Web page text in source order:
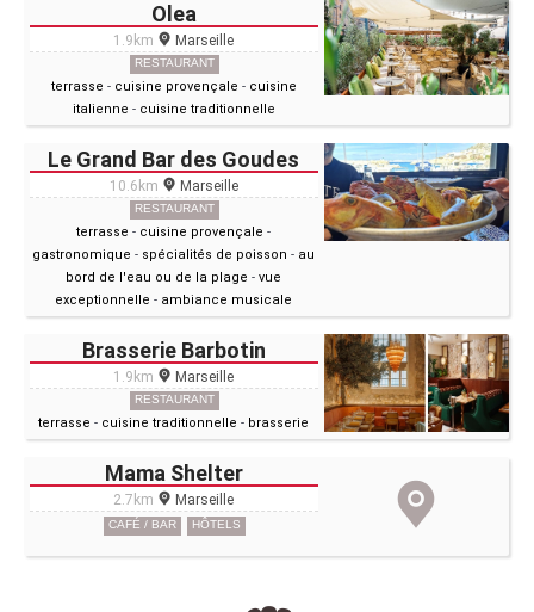
Olea
1.9km Marseille
RESTAURANT
terrasse - cuisine provençale - cuisine
italienne - cuisine traditionnelle
Le Grand Bar des Goudes
10.6km Marseille
RESTAURANT
terrasse - cuisine provençale -
gastronomique - spécialités de poisson - au
bord de l'eau ou de la plage -vue
exceptionnelle - ambiance musicale
Brasserie Barbotin
1.9km Marseille
RESTAURANT
terrasse - cuisine traditionnelle - brasserie
Mama Shelter
2.7km Marseille
CAFÉ / BAR HÔTELS